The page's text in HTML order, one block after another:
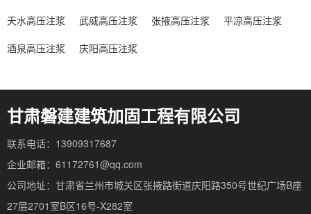
天水高压注浆
武威高压注浆 张掖高压注浆
平凉高压注浆
酒泉高压注浆
庆阳高压注浆
甘肃磐建建筑加固工程有限公司
联系电话：13909317687
企业邮箱：61172761@qq.com
公司地址：甘肃省兰州市城关区张掖路街道庆阳路350号世纪广场B座
27层2701室B区16号-X282室